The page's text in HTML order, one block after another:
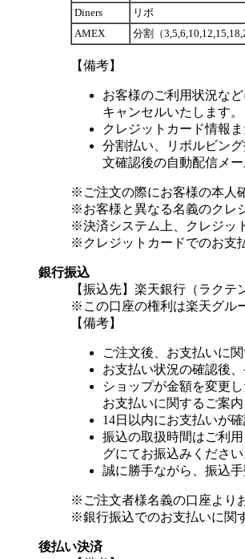
Diners
リボ
AMEX
分割（
【備考】
お客様のご利用状況な
キャンセルいたします。
クレジットカード情報
分割払い、リボルビン
文確認後の自動配信メー
※ご注文の際にお客様の本人
※お客様と異なる名義のクレ
※決済システム上、クレジッ
※クレジットカードでのお支
銀行振込
【振込先】楽天銀行（ラク
※この口座の権利は楽天グル
【備考】
ご注文後、お支払いに
お支払い状況の確認後
ショップが金額を変更
お支払いに関するご案
14日以内にお支払いが
振込の取扱時間はご利
グにてお振込みください
誠に勝手ながら、振込
※ご注文者様名義の口座より
※銀行振込でのお支払いに関
後払い決済